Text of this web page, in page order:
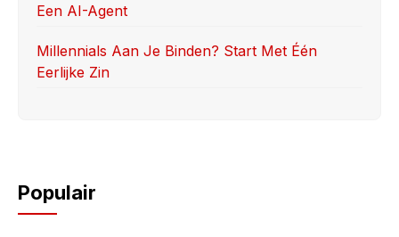
Een AI-Agent
Millennials Aan Je Binden? Start Met Één
Eerlijke Zin
Populair